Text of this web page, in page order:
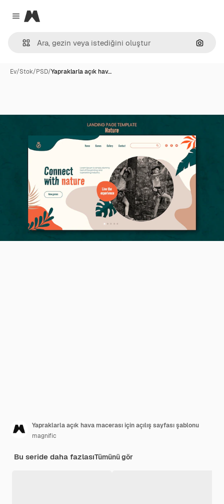
Close menu
Magnific
Ev/Stok/PSD/Yapraklarla açık hav…
Yapraklarla açık hava macerası için açılış sayfası şablonu
magnific
Bu seride daha fazlasıTümünü gör